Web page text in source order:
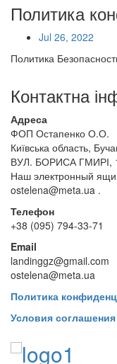
Политика
Jul 26, 2022
Политика
Контактна
Адреса
ФОП Остапенко О.О.
Київська область,
ВУЛ. БОРИСА ГМИРІ,
Наш электронный
ostelena@meta.ua .
Телефон
+38 (095) 794-33-71
Email
landinggz@gmail.com
ostelena@meta.ua
Политика
Условия соглашения